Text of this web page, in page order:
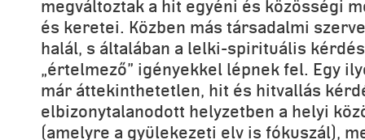
megváltoztak a hit egyéni és közösségi
és keretei. Közben más társadalmi
halál, s általában a lelki-spirituális
„értelmező” igényekkel lépnek fel. Egy
már áttekinthetetlen, hit és hitvallás
elbizonytalanodott helyzetben a helyi
(amelyre a gyülekezeti elv is fókuszál),